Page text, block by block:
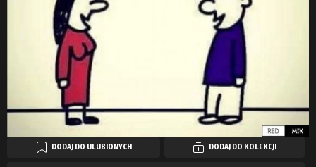
DODAJ DO ULUBIONYCH DODAJ DO KOLEKCJI